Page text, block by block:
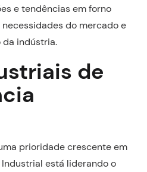
e tendências em forno
do mercado e
da indústria.
de
prioridade crescente em
está liderando o